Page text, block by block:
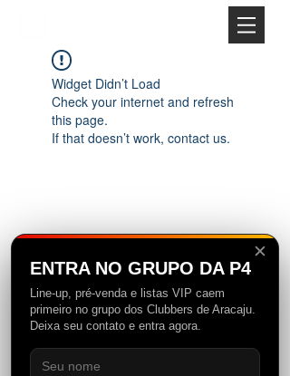
Widget Didn’t Load
Check your internet and refresh
this page.
If that doesn’t work, contact us.
Fundada no Nordeste Brasileiro em 2012, a
P4 começou atuando como uma agitadora
cultural, evidenciando expoentes locais
através da produção de eventos. Com o
✕
ENTRA NO GRUPO DA P4
Line-up, pré-venda e listas VIP caem
primeiro no grupo dos Clubbers de Aracaju.
Deixa seu contato e entra agora.